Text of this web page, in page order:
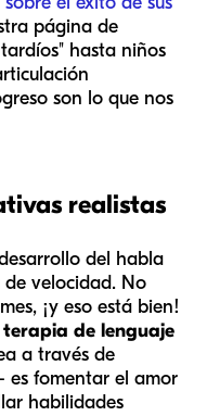
página de
hasta niños
son lo que nos
realistas
del habla
velocidad. No
¡y eso está bien!
terapia de lenguaje
a través de
fomentar el amor
habilidades